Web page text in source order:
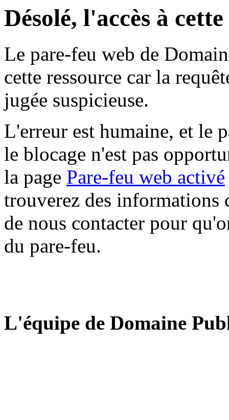
Désolé, l'accès à
Le pare-feu web de
cette ressource car la
jugée suspicieuse.
L'erreur est humaine, et le
le blocage n'est pas
la page Pare-feu web activé
trouverez des informations
de nous contacter pour
du pare-feu.
L'équipe de Domaine